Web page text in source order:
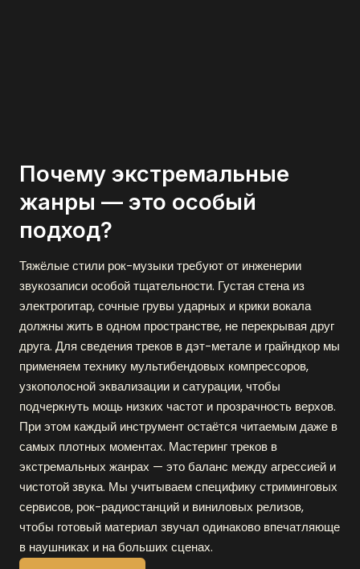
Почему экстремальные
жанры — это особый
подход?
Тяжёлые стили рок-музыки требуют от инженерии
звукозаписи особой тщательности. Густая стена из
электрогитар, сочные грувы ударных и крики вокала
должны жить в одном пространстве, не перекрывая друг
друга. Для сведения треков в дэт-метале и грайндкор мы
применяем технику мультибендовых компрессоров,
узкополосной эквализации и сатурации, чтобы
подчеркнуть мощь низких частот и прозрачность верхов.
При этом каждый инструмент остаётся читаемым даже в
самых плотных моментах. Мастеринг треков в
экстремальных жанрах — это баланс между агрессией и
чистотой звука. Мы учитываем специфику стриминговых
сервисов, рок-радиостанций и виниловых релизов,
чтобы готовый материал звучал одинаково впечатляюще
в наушниках и на больших сценах.